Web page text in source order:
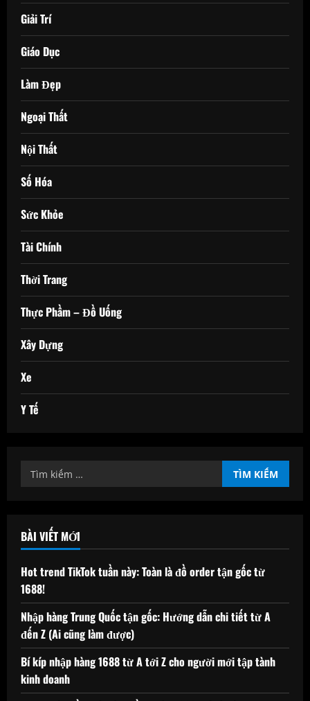
Giải Trí
Giáo Dục
Làm Đẹp
Ngoại Thất
Nội Thất
Số Hóa
Sức Khỏe
Tài Chính
Thời Trang
Thực Phầm – Đồ Uống
Xây Dựng
Xe
Y Tế
Tìm
kiếm
BÀI VIẾT MỚI
Hot trend TikTok tuần này: Toàn là đồ order tận gốc từ
1688!
Nhập hàng Trung Quốc tận gốc: Hướng dẫn chi tiết từ A
đến Z (Ai cũng làm được)
Bí kíp nhập hàng 1688 từ A tới Z cho người mới tập tành
kinh doanh